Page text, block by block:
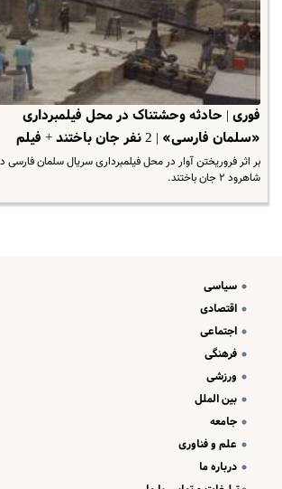
فوری | حادثه وحشتناک در محل فیلمبرداری
«سلمان فارسی» | 2 نفر جان باختند + فیلم
بر اثر فروریختن آوار در محل فیلمبرداری سریال سلمان
شاهرود ۲ جان باختند.
سیاسی
اقتصادی
اجتماعی
فرهنگی
ورزشی
بین الملل
جامعه
علم و فناوری
درباره ما